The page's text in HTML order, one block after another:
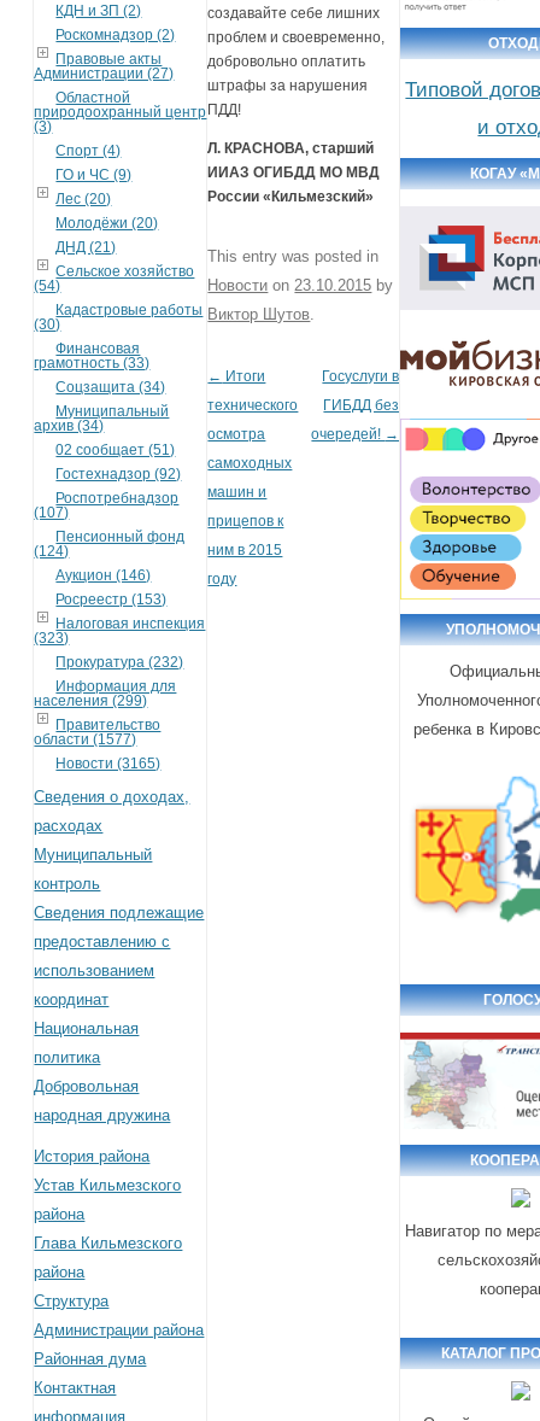
КДН и ЗП (2)
Роскомнадзор (2)
Правовые акты
Администрации (27)
Областной
природоохранный центр
(3)
Спорт (4)
ГО и ЧС (9)
Лес (20)
Молодёжи (20)
ДНД (21)
Сельское хозяйство
(54)
Кадастровые работы
(30)
Финансовая
грамотность (33)
Соцзащита (34)
Муниципальный
архив (34)
02 сообщает (51)
Гостехнадзор (92)
Роспотребнадзор
(107)
Пенсионный фонд
(124)
Аукцион (146)
Росреестр (153)
Налоговая инспекция
(323)
Прокуратура (232)
Информация для
населения (299)
Правительство
области (1577)
Новости (3165)
Сведения о доходах,
расходах
Муниципальный
контроль
Сведения подлежащие
предоставлению с
использованием
координат
Национальная
политика
Добровольная
народная дружина
История района
Устав Кильмезского
района
Глава Кильмезского
района
Структура
Администрации района
Районная дума
Контактная
информация
создавайте себе лишних
проблем и своевременно,
добровольно оплатить
штрафы за нарушения
ПДД!
Л. КРАСНОВА, старший
ИИАЗ ОГИБДД МО МВД
России «Кильмезский»
This entry was posted in
Новости on 23.10.2015 by
Виктор Шутов
Post navigation
← Итоги
технического
осмотра
самоходных
машин и
прицепов к
ним в 2015
году
Госуслуги в
ГИБДД без
очередей! →
Типовой
и
КОГАУ
ребенка в
Навигатор по
КАТАЛОГ